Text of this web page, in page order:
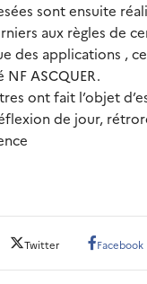
sont ensuite
aux règles de
des applications ,
ASCQUER.
ont fait l’objet
de jour,
Twitter Facebook